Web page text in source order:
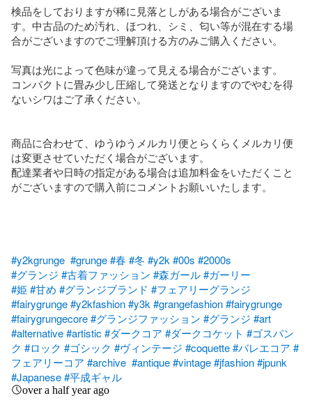
検品をしておりますが稀に見落としがある場合がございま
す。中古品のため汚れ、ほつれ、シミ、匂い等が混在する場
合がございますのでご理解頂ける方のみご購入ください。
写真は光によって色味が違って見える場合がございます。
コンパクトに畳み少し圧縮して発送となりますのでやむを得
ないシワはご了承ください。
商品に合わせて、ゆうゆうメルカリ便とらくらくメルカリ便
は変更させていただく場合がございます。
配達業者や日時の指定がある場合は追加料金をいただくこと
がございますので購入前にコメントお願いいたします。
#y2kgrunge #grunge#春 #冬 #y2k #00s #2000s
#グランジ #古着ファッション #森ガール#ガーリー
#姫 #甘め #グランジブランド #フェアリーグランジ
#fairygrunge#y2kfashion#y3k #grangefashion#fairygrunge
#fairygrungecore#グランジファッション #グランジ #art
#alternative#artistic #ダークコア #ダークコケット #ゴスパン
ク #ロック #ゴシック #ヴィンテージ #coquette#バレエコア #
フェアリーコア #archive #antique#vintage#jfashion#jpunk
#Japanese#平成ギャル
over a half year ago